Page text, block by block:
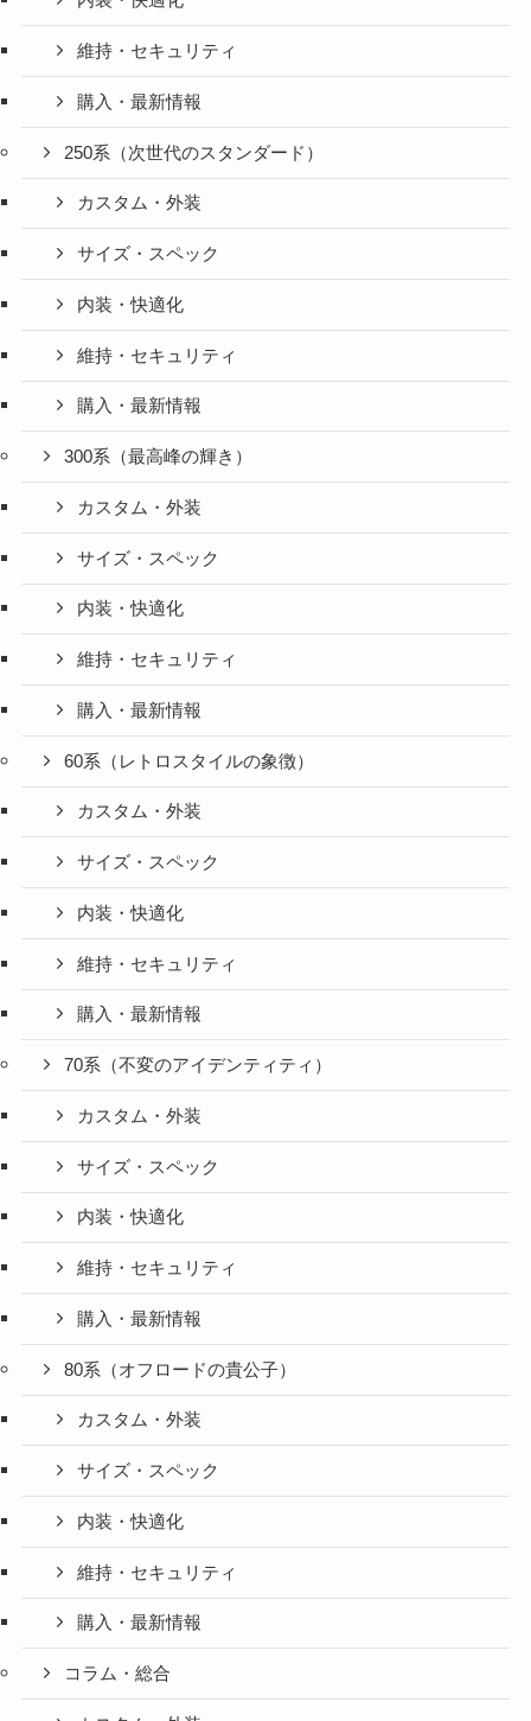
維持・セキュリティ
購入・最新情報
250系（次世代のスタンダード）
カスタム・外装
サイズ・スペック
内装・快適化
維持・セキュリティ
購入・最新情報
300系（最高峰の輝き）
カスタム・外装
サイズ・スペック
内装・快適化
維持・セキュリティ
購入・最新情報
60系（レトロスタイルの象徴）
カスタム・外装
サイズ・スペック
内装・快適化
維持・セキュリティ
購入・最新情報
70系（不変のアイデンティティ）
カスタム・外装
サイズ・スペック
内装・快適化
維持・セキュリティ
購入・最新情報
80系（オフロードの貴公子）
カスタム・外装
サイズ・スペック
内装・快適化
維持・セキュリティ
購入・最新情報
コラム・総合